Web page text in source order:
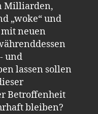
Milliarden,
„woke“ und
neuen
und
lassen sollen
Betroffenheit
bleiben?